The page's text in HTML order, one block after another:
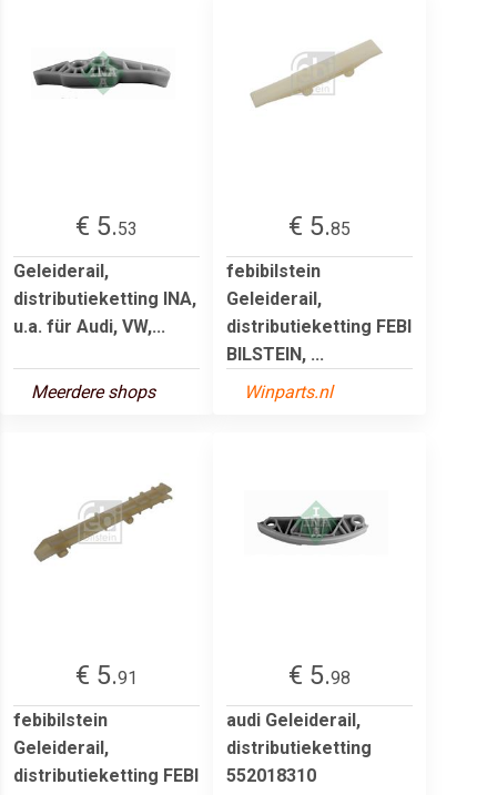
€ 5.53
Geleiderail,
distributieketting INA,
u.a. für Audi, VW,...
Meerdere shops
€ 5.85
febibilstein
Geleiderail,
distributieketting FEBI
BILSTEIN, ...
Winparts.nl
€ 5.91
febibilstein
Geleiderail,
distributieketting FEBI
€ 5.98
audi Geleiderail,
distributieketting
552018310